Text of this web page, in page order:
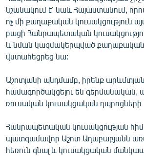
նշանակում է՝ նաև Հայաստանում,
ոչ մի քաղաքական կուսակցություն
բացի Հանրապետական
և նման կազմակերպված քաղաքական
վստահեցրեց նա:
Աշոտյանի պնդմամբ, իրենք արևմտյան
համագործակցելու են գերմանական,
ռուսական կուսակցական դպրոցների
Հանրապետական կուսակցության
պատգամավոր Աշոտ Աղաբաբյանն
հեռուն գնալ և կուսակցական